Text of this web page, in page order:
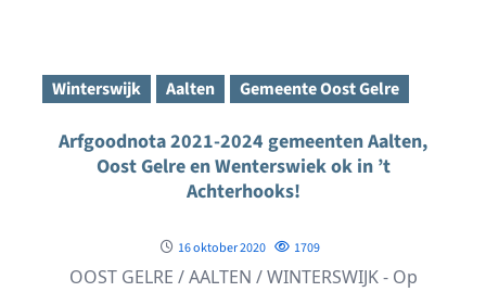
Winterswijk Aalten Gemeente Oost Gelre
Arfgoodnota 2021-2024 gemeenten Aalten,
Oost Gelre en Wenterswiek ok in ’t
Achterhooks!
16 oktober 2020 1709
OOST GELRE / AALTEN / WINTERSWIJK - Op